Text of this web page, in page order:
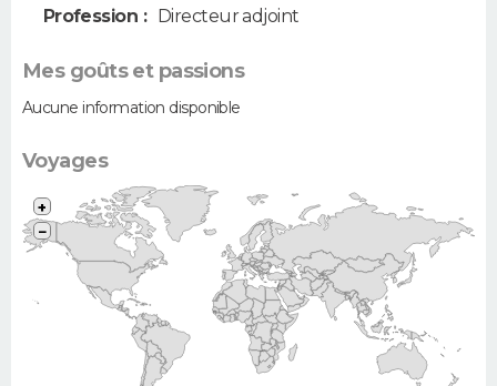
Profession : Directeur adjoint
Mes goûts et passions
Aucune information disponible
Voyages
+
−